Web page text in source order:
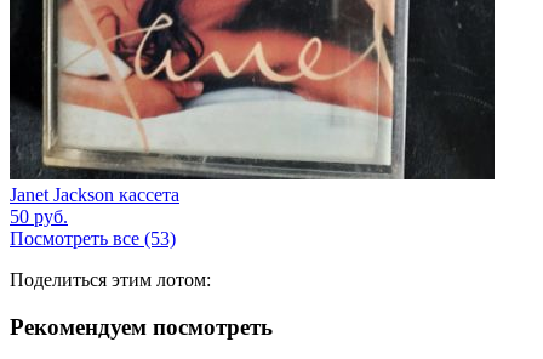
Janet Jackson кассета
50 руб.
Посмотреть все (53)
Поделиться этим лотом:
Рекомендуем посмотреть